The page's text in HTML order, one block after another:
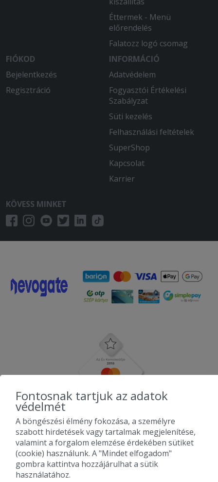
Éttermek - Menü
előrendelés
Falatozz logó csomag
FIÓKOD
Bejelentkezés
Regisztráció
INFORMÁCIÓ
Adatvédelem
Fogyasztói Értékelési
Szabályzat
Süti kezelés
Felhasználási feltételek
SuperShop
Kapcsolat
Karrier
KÖVESS MINKET
Fontosnak tartjuk az adatok
védelmét
A böngészési élmény fokozása, a személyre
szabott hirdetések vagy tartalmak megjelenítése,
valamint a forgalom elemzése érdekében sütiket
(cookie) használunk. A "Mindet elfogadom"
gombra kattintva hozzájárulhat a sütik
használatához.